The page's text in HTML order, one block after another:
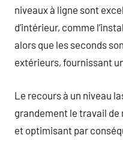
niveaux à ligne sont
d’intérieur, comme
alors que les seconds
extérieurs, fournissant
Le recours à un niveau
grandement le travail
et optimisant par